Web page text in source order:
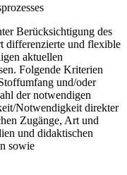
Berücksichtigung des
differenzierte und flexible
aktuellen
Folgende Kriterien
und/oder
der notwendigen
Notwendigkeit direkter
Zugänge, Art und
und didaktischen
sowie